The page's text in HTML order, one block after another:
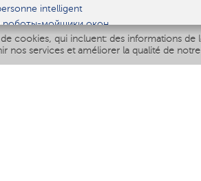
cookies, qui incluent: des informations
nos services et améliorer la qualité de
intelligent
роботы-мойщики окон
intelligent
IQ Home